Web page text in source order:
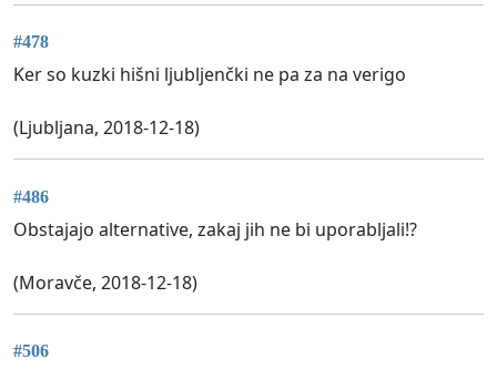
#478
Ker so kuzki hišni ljubljenčki ne pa za na verigo
(Ljubljana, 2018-12-18)
#486
Obstajajo alternative, zakaj jih ne bi uporabljali!?
(Moravče, 2018-12-18)
#506